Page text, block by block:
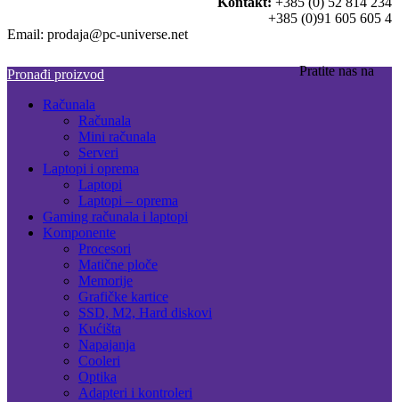
+385 (0)91 605 605 4
Email: prodaja@pc-universe.net
Pratite nas na
Pronađi proizvod
Računala
Računala
Mini računala
Serveri
Laptopi i oprema
Laptopi
Laptopi – oprema
Gaming računala i laptopi
Komponente
Procesori
Matične ploče
Memorije
Grafičke kartice
SSD, M2, Hard diskovi
Kućišta
Napajanja
Cooleri
Optika
Adapteri i kontroleri